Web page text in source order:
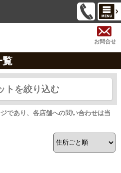
お問合せ
覧
トを絞り込む
であり、各店舗への問い合わせは当